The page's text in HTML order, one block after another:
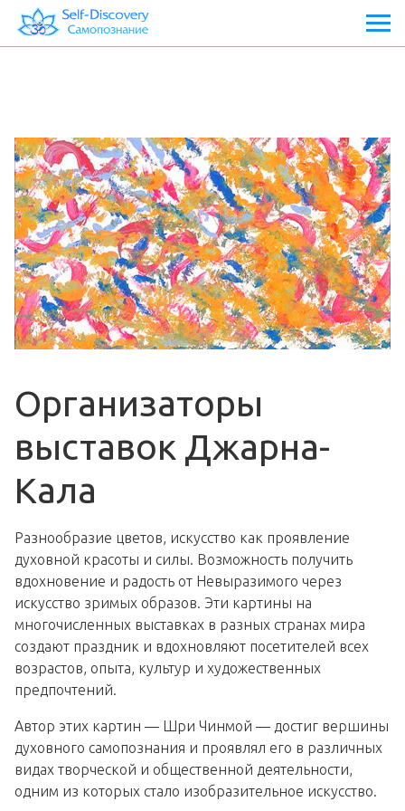
Организаторы
выставок Джарна-
Кала
Разнообразие цветов, искусство как проявление
духовной красоты и силы. Возможность получить
вдохновение и радость от Невыразимого через
искусство зримых образов. Эти картины на
многочисленных выставках в разных странах мира
создают праздник и вдохновляют посетителей всех
возрастов, опыта, культур и художественных
предпочтений.
Автор этих картин — Шри Чинмой — достиг вершины
духовного самопознания и проявлял его в различных
видах творческой и общественной деятельности,
одним из которых стало изобразительное искусство.